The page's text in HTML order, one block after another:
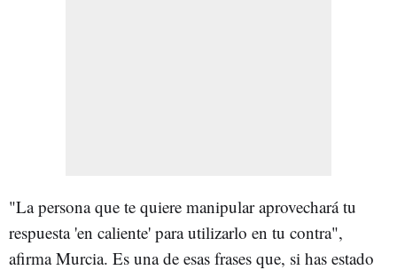
"La persona que te quiere manipular aprovechará tu
respuesta 'en caliente' para utilizarlo en tu contra",
afirma Murcia. Es una de esas frases que, si has estado